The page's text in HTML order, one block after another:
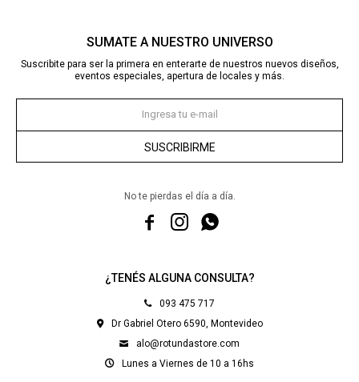
¿TENÉS ALGUNA CONSULTA?
093 475 717
Dr Gabriel Otero 6590, Montevideo
alo@rotundastore.com
Lunes a Viernes de 10 a 16hs
SUMATE A NUESTRO UNIVERSO
Suscribite para ser la primera en enterarte de nuestros nuevos diseños,
eventos especiales, apertura de locales y más.
SUSCRIBIRME
No te pierdas el día a día.
  